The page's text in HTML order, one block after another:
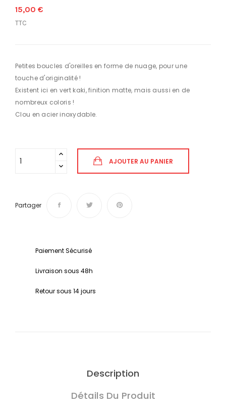
15,00 €
TTC
Petites boucles d'oreilles en forme de nuage, pour une
touche d'originalité !
Existent ici en vert kaki, finition matte, mais aussi en de
nombreux coloris !
Clou en acier inoxydable.
AJOUTER AU PANIER
Partager
Paiement Sécurisé
Livraison sous 48h
Retour sous 14 jours
Description
Détails Du Produit